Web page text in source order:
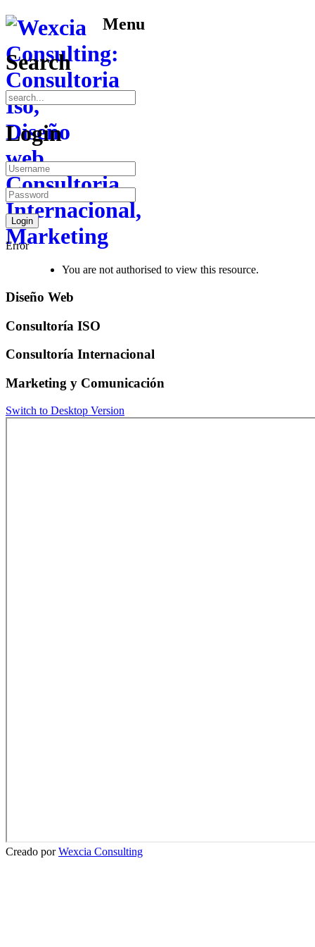
Menu
Search
Login
Error
You are not authorised to view this resource.
Diseño Web
Consultoría ISO
Consultoría Internacional
Marketing y Comunicación
Switch to Desktop Version
Creado porWexcia Consulting